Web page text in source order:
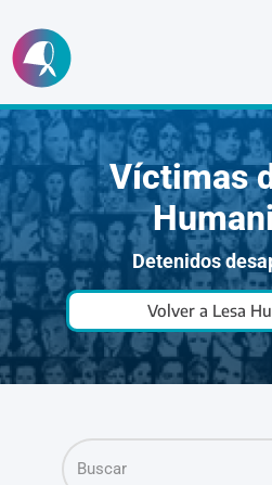
Ir
al
contenido
Víctimas
Detenidos
Volver a Lesa